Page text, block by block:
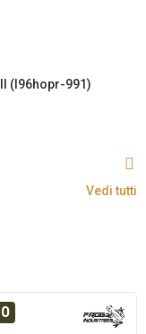
(l96hopr-991)
Vedi tutti